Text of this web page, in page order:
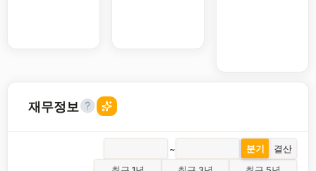
재무정보
~ 분기
결산